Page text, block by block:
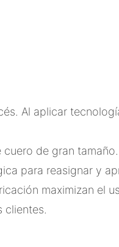
Al aplicar
de gran tamaño.
para reasignar y
maximizan el
clientes.